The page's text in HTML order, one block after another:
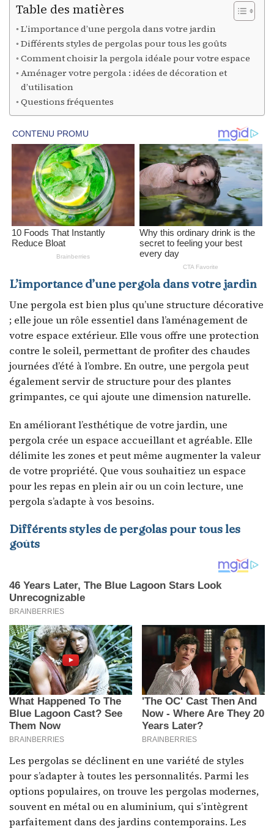
Table des matières
L’importance d’une pergola dans votre jardin
Différents styles de pergolas pour tous les goûts
Comment choisir la pergola idéale pour votre espace
Aménager votre pergola : idées de décoration et
d’utilisation
Questions fréquentes
L’importance d’une pergola dans votre jardin
Une pergola est bien plus qu’une structure décorative
; elle joue un rôle essentiel dans l’aménagement de
votre espace extérieur. Elle vous offre une protection
contre le soleil, permettant de profiter des chaudes
journées d’été à l’ombre. En outre, une pergola peut
également servir de structure pour des plantes
grimpantes, ce qui ajoute une dimension naturelle.
En améliorant l’esthétique de votre jardin, une
pergola crée un espace accueillant et agréable. Elle
délimite les zones et peut même augmenter la valeur
de votre propriété. Que vous souhaitiez un espace
pour les repas en plein air ou un coin lecture, une
pergola s’adapte à vos besoins.
Différents styles de pergolas pour tous les
goûts
Les pergolas se déclinent en une variété de styles
pour s’adapter à toutes les personnalités. Parmi les
options populaires, on trouve les pergolas modernes,
souvent en métal ou en aluminium, qui s’intègrent
parfaitement dans des jardins contemporains. Les